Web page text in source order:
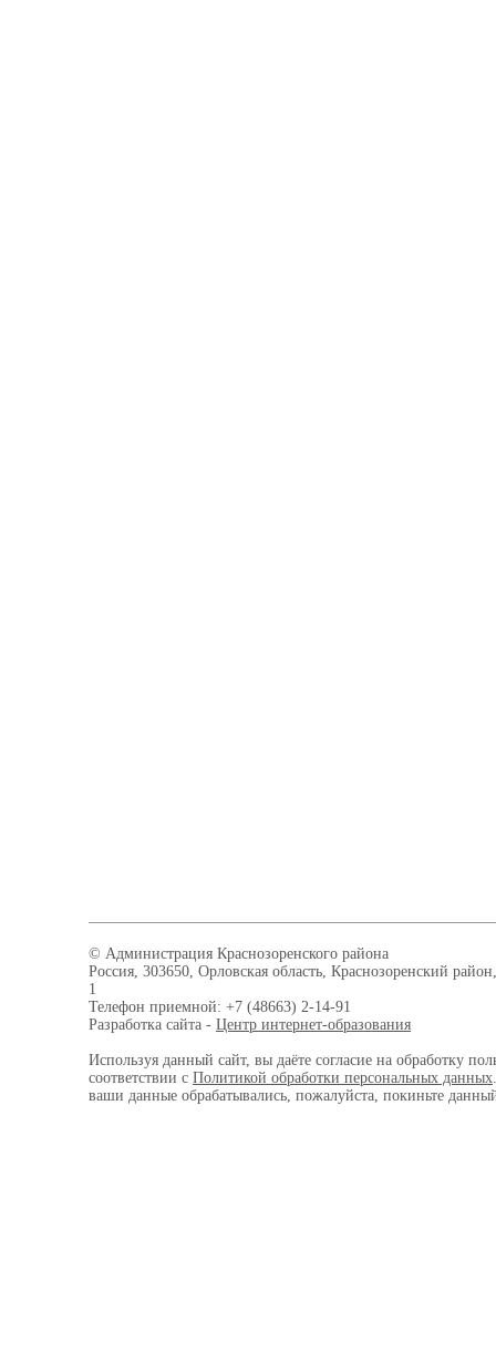
© Администрация Краснозоренского района
Россия, 303650, Орловская область, Краснозоренский
1
Телефон приемной: +7 (48663) 2-14-91
Разработка сайта - Центр интернет-образования
Используя данный сайт, вы даёте согласие на обработку
соответствии с Политикой обработки персональных данных
ваши данные обрабатывались, пожалуйста, покиньте